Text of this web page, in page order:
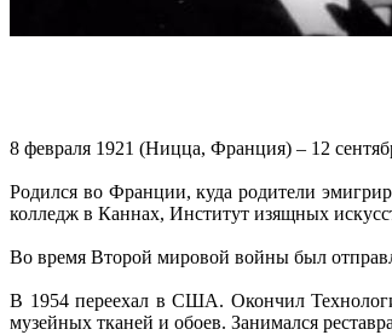
8 февраля 1921 (Ницца, Франция) – 12
Родился во Франции, куда родители
колледж в Каннах, Институт изящных
Во время Второй мировой войны был
В 1954 переехал в США. Окончил
музейных тканей и обоев. Занимался